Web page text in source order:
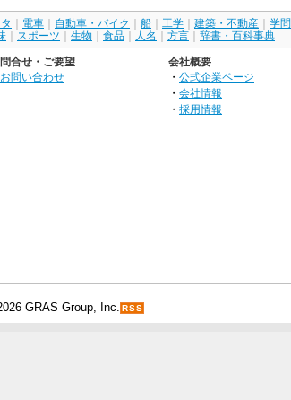
電車 自動車・バイク 船 工学 建築・不動産
学問
スポーツ 生物 食品 人名 方言 辞書・百科事典
合せ・ご要望
お問い合わせ
会社概要
・ 公式企業ページ
・ 会社情報
・ 採用情報
GRAS Group, Inc. RSS